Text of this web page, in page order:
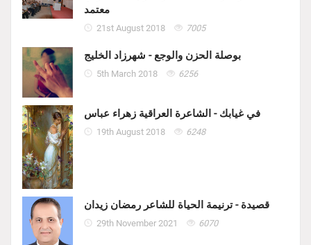
معتمد
21st August 2018 7005
بوصلة الحزن والوجع - شهرزاد الخليج
5th March 2018 6256
في غيابك - الشاعرة العراقية زهراء عباس
19th August 2018 6248
قصيدة - ترنيمة الحياة للشاعر رمضان زيدان
29th November 2021 6070